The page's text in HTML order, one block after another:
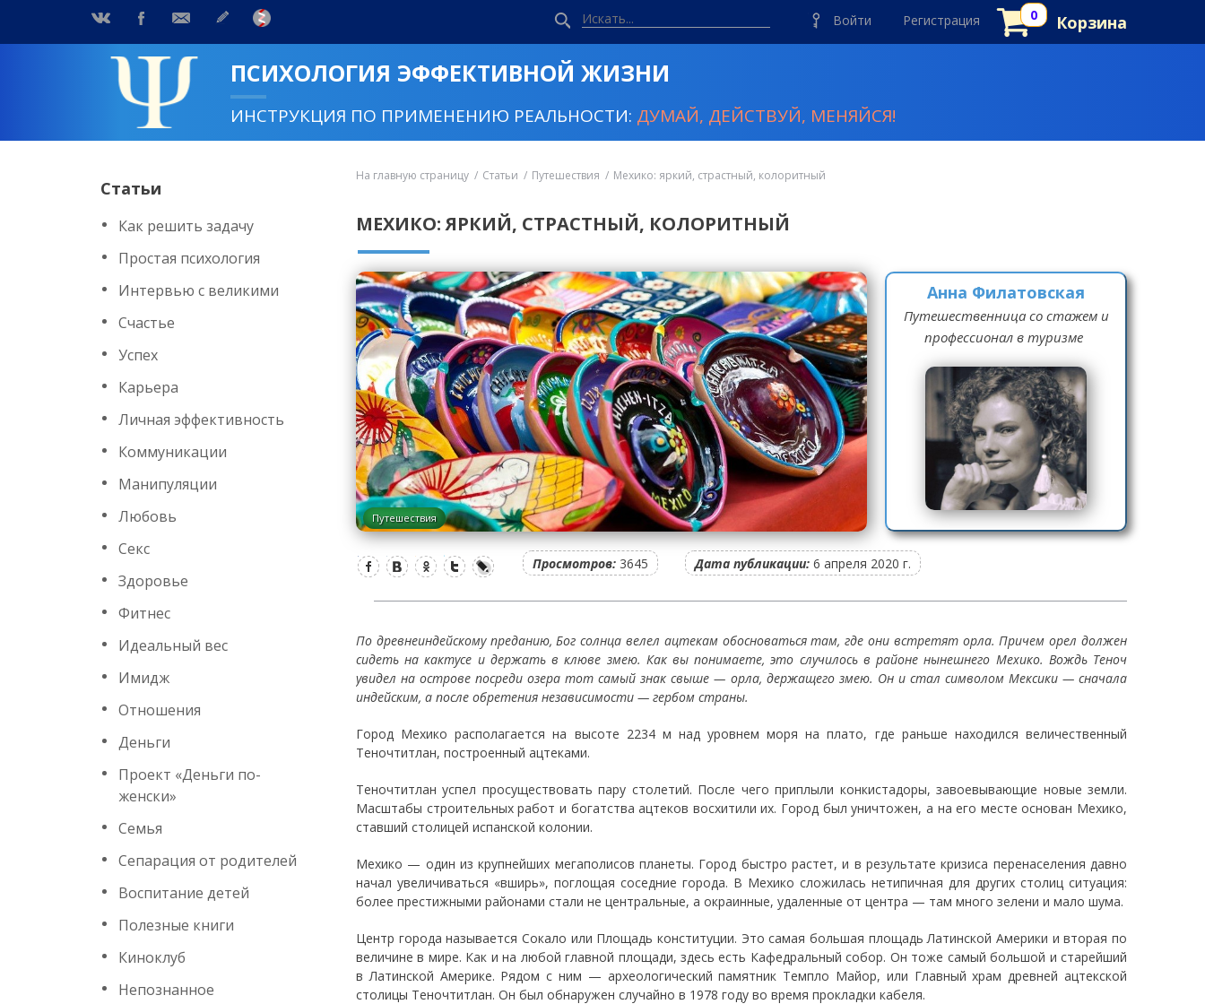
Войти Регистрация Корзина
ПСИХОЛОГИЯ ЭФФЕКТИВНОЙ ЖИЗНИ
ИНСТРУКЦИЯ ПО ПРИМЕНЕНИЮ РЕАЛЬНОСТИ: ДУМАЙ, ДЕЙСТВУЙ, МЕНЯЙСЯ!
Статьи
Как решить задачу
Простая психология
Интервью с великими
Счастье
Успех
Карьера
Личная эффективность
Коммуникации
Манипуляции
Любовь
Секс
Здоровье
Фитнес
Идеальный вес
Имидж
Отношения
Деньги
Проект «Деньги по-
женски»
Семья
Сепарация от родителей
Воспитание детей
Полезные книги
Киноклуб
Непознанное
На главную страницу Статьи Путешествия Мехико: яркий, страстный, колоритный
МЕХИКО: ЯРКИЙ, СТРАСТНЫЙ, КОЛОРИТНЫЙ
Путешествия
Анна Филатовская
Путешественница со стажем и
профессионал в туризме
Просмотров: 3645 Дата публикации: 6 апреля 2020 г.
По древнеиндейскому преданию, Бог солнца велел ацтекам обосноваться там, где они встретят орла. Причем орел должен
сидеть на кактусе и держать в клюве змею. Как вы понимаете, это случилось в районе нынешнего Мехико. Вождь Теноч
увидел на острове посреди озера тот самый знак свыше — орла, держащего змею. Он и стал символом Мексики — сначала
индейским, а после обретения независимости — гербом страны.
Город Мехико располагается на высоте 2234 м над уровнем моря на плато, где раньше находился величественный
Теночтитлан, построенный ацтеками.
Теночтитлан успел просуществовать пару столетий. После чего приплыли конкистадоры, завоевывающие новые земли.
Масштабы строительных работ и богатства ацтеков восхитили их. Город был уничтожен, а на его месте основан Мехико,
ставший столицей испанской колонии.
Мехико — один из крупнейших мегаполисов планеты. Город быстро растет, и в результате кризиса перенаселения давно
начал увеличиваться «вширь», поглощая соседние города. В Мехико сложилась нетипичная для других столиц ситуация:
более престижными районами стали не центральные, а окраинные, удаленные от центра — там много зелени и мало шума.
Центр города называется Сокало или Площадь конституции. Это самая большая площадь Латинской Америки и вторая по
величине в мире. Как и на любой главной площади, здесь есть Кафедральный собор. Он тоже самый большой и старейший
в Латинской Америке. Рядом с ним — археологический памятник Темпло Майор, или Главный храм древней ацтекской
столицы Теночтитлан. Он был обнаружен случайно в 1978 году во время прокладки кабеля.